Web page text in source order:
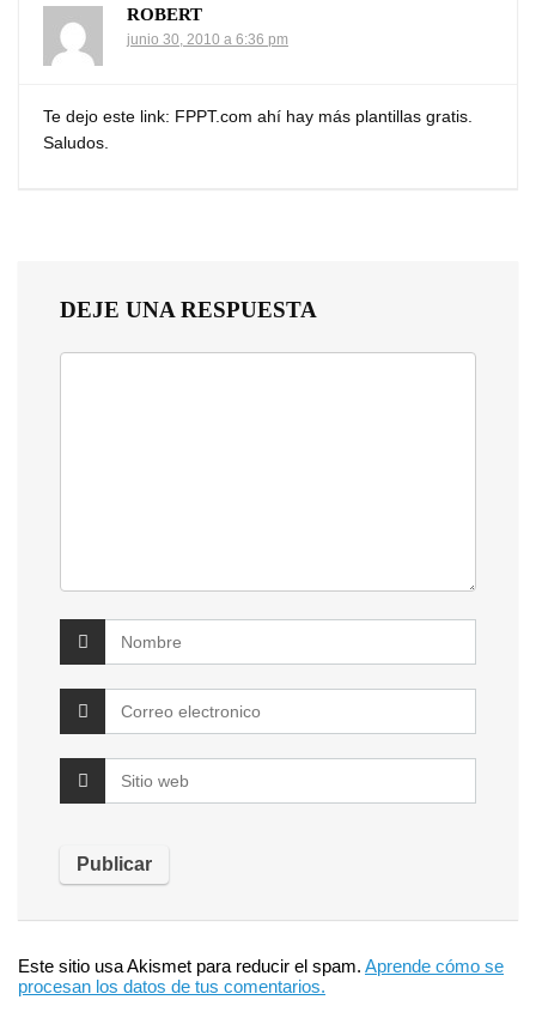
ROBERT
junio 30, 2010 a 6:36 pm
Te dejo este link: FPPT.com ahí hay más plantillas gratis.
Saludos.
DEJE UNA RESPUESTA
Este sitio usa Akismet para reducir el spam. Aprende cómo se
procesan los datos de tus comentarios.